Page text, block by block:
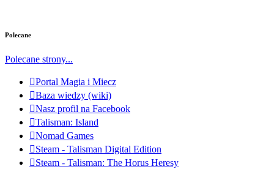
Polecane
Polecane strony...
Portal Magia i Miecz
Baza wiedzy (wiki)
Nasz profil na Facebook
Talisman: Island
Nomad Games
Steam - Talisman Digital Edition
Steam - Talisman: The Horus Heresy